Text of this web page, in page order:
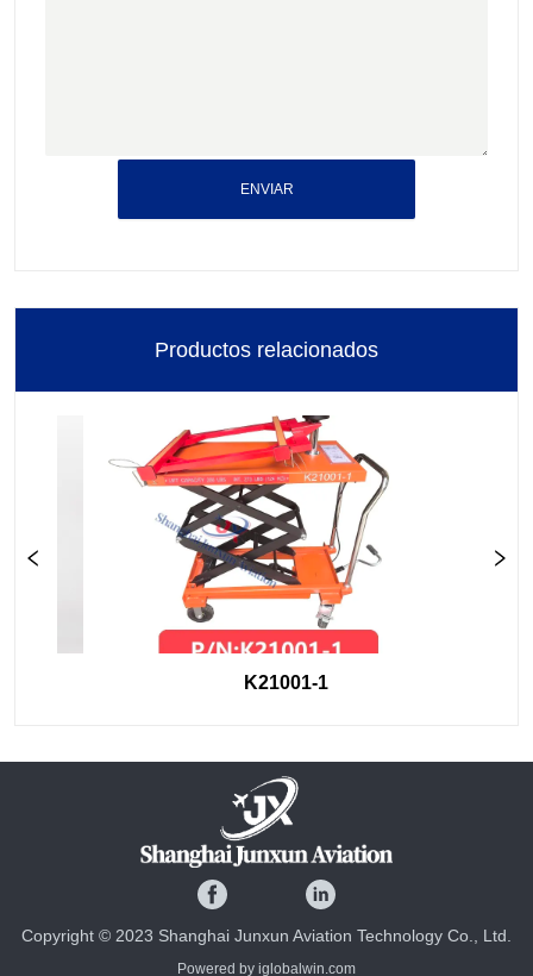
ENVIAR
Productos relacionados
K21001-1
Copyright © 2023 Shanghai Junxun Aviation Technology Co., Ltd.
Powered by iglobalwin.com